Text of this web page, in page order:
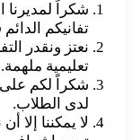
شكراً لمديرنا
تفانيكم
نعتز ونقدر
تعليمية ملهمة.
شكراً لكم
لدى الطلاب.
لا يمكننا إلا